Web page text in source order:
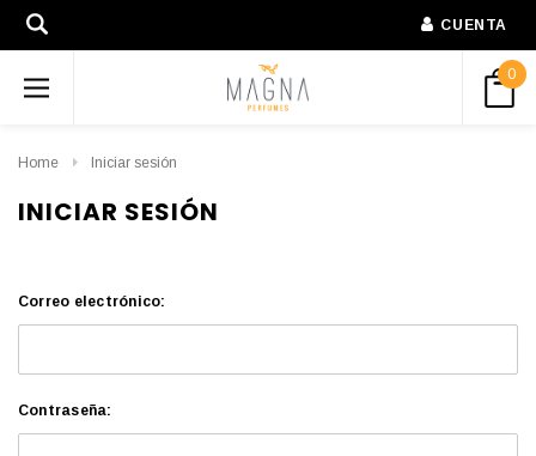
CUENTA
0
Home Iniciar sesión
INICIAR SESIÓN
Correo electrónico:
Contraseña: